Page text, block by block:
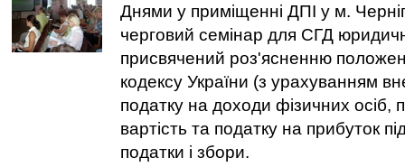
Днями у приміщенні ДПІ у м.
черговий семінар для СГД
присвячений роз'ясненню
кодексу України (з урахуванням
податку на доходи фізичних осіб,
вартість та податку на прибуток
податки і збори.